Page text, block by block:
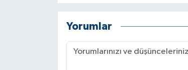
Yorumlar